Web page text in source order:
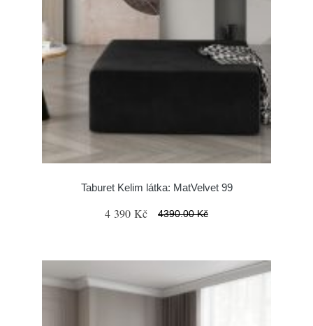
Taburet Kelim látka: MatVelvet 99
4 390 Kč 4390.00 Kč